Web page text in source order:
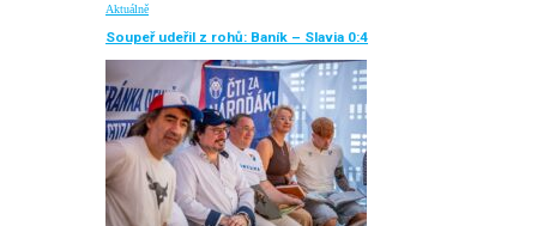
Aktuálně
Soupeř udeřil z rohů: Baník – Slavia 0:4